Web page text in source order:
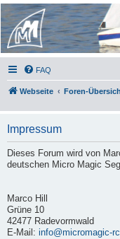
Micro Magic
Deutschland
FAQ
Webseite Foren-
Impressum
Dieses Forum wird von
deutschen Micro Magic
Marco Hill
Grüne 10
42477 Radevormwald
E-Mail: info@micromagic-